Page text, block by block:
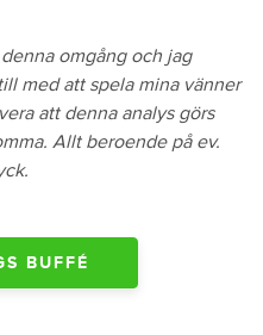
omgång och jag
med att spela mina vänner
att denna analys görs
Allt beroende på ev.
BUFFÉ